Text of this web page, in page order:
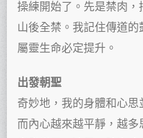
操練開始了。先是禁肉
山後全禁。我記住傳道
屬靈生命必定提升。
出發朝聖
奇妙地，我的身體和心
而內心越來越平靜，越多